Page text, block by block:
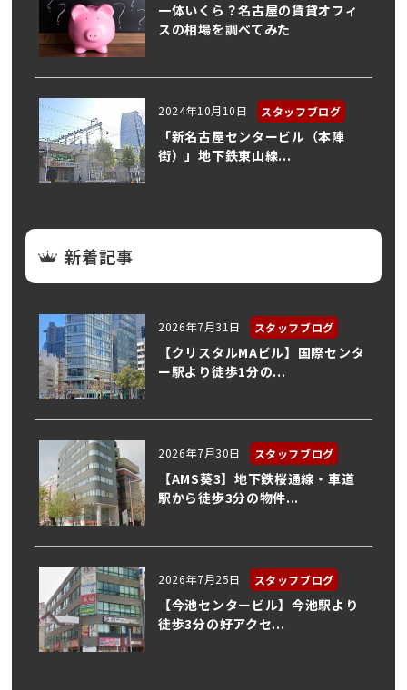
一体いくら？名古屋の賃貸オフィ
スの相場を調べてみた
2024年10月10日 スタッフブログ
「新名古屋センタービル（本陣
街）」地下鉄東山線...
新着記事
2026年7月31日 スタッフブログ
【クリスタルMAビル】国際センタ
ー駅より徒歩1分の...
2026年7月30日 スタッフブログ
【AMS葵3】地下鉄桜通線・車道
駅から徒歩3分の物件...
2026年7月25日 スタッフブログ
【今池センタービル】今池駅より
徒歩3分の好アクセ...